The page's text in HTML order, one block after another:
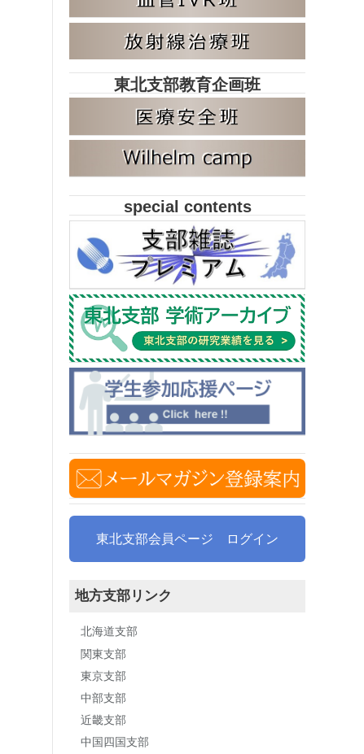
東北支部教育企画班
special contents
東北支部会員ページ ログイン
地方支部リンク
北海道支部
関東支部
東京支部
中部支部
近畿支部
中国四国支部